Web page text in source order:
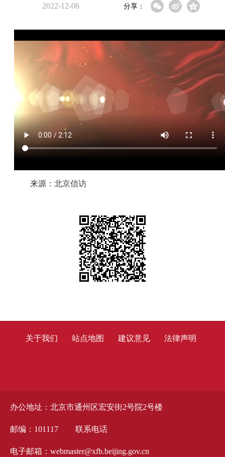
2022-12-06 分享：
来源：北京信访
办公地址：北京市通州区宏安街2号院2号楼
邮编：101117 联系电话
电子邮箱：webmaster@xfb.beijing.gov.cn
关于我们 站点地图 建议意见 法律声明